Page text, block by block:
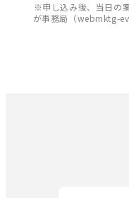
※申し込み後、当日の
が事務局（webmktg-